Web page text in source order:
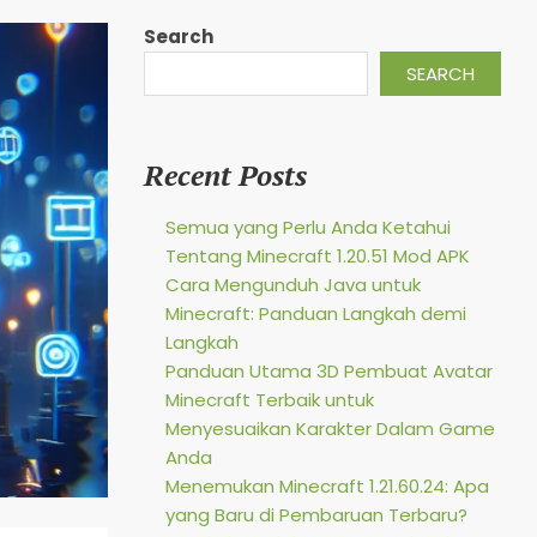
Search
SEARCH
Recent Posts
Semua yang Perlu Anda Ketahui
Tentang Minecraft 1.20.51 Mod APK
Cara Mengunduh Java untuk
Minecraft: Panduan Langkah demi
Langkah
Panduan Utama 3D Pembuat Avatar
Minecraft Terbaik untuk
Menyesuaikan Karakter Dalam Game
Anda
Menemukan Minecraft 1.21.60.24: Apa
yang Baru di Pembaruan Terbaru?